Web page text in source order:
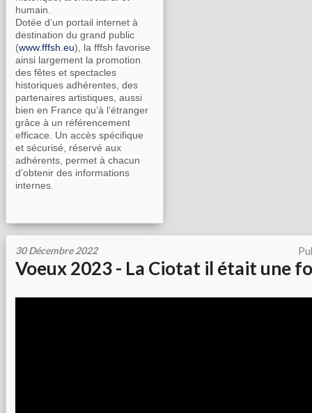
humain.
Dotée d’un portail internet à
destination du grand public
(www.fffsh.eu), la fffsh favorise
ainsi largement la promotion
des fêtes et spectacles
historiques adhérentes, des
partenaires artistiques, aussi
bien en France qu’à l’étranger
grâce à un référencement
efficace. Un accès spécifique
et sécurisé, réservé aux
adhérents, permet à chacun
d’obtenir des informations
internes.
30 Décembre 2022
Voeux 2023 - La Ciotat il était une